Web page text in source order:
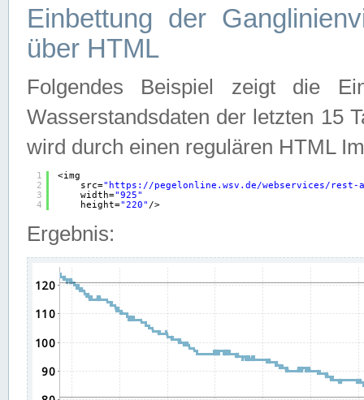
Einbettung der
über HTML
Folgendes Beispiel zeigt die
Wasserstandsdaten der letzten 15
wird durch einen regulären HTML
1
2
3
4
<img
src=" https://pegelonline.wsv.de/webservices/rest-
width="925"
height="220" />
Ergebnis: